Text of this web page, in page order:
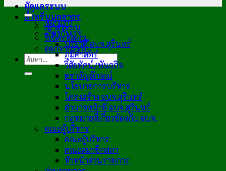
ผู้ดูแลระบบ
สำหรับบุคลากร
เข้าสู่ระบบ
รีเซ็ตรหัสผ่าน
ออกจากระบบ
หน้าแรก
เกี่ยวกับเรา
ประวัติ อบจ.สุรินทร์
ภูมิศาสตร์
วิสัยทัศน์/พันธกิจ
ตราสัญลักษณ์
นโยบายการบริหาร
โครงสร้าง อบจ.สุรินทร์
อำนาจหน้าที่ อบจ.สุรินทร์
กฎหมายที่เกี่ยวข้องกับ อบจ.
คณะผู้บริหาร
คณะผู้บริหาร
คณะสมาชิกสภา
หัวหน้าส่วนราชการ